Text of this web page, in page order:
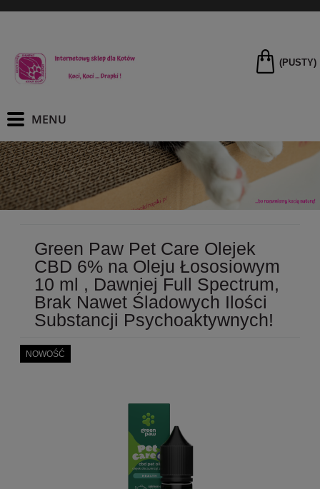
(PUSTY)
Green Paw Pet Care Olejek
CBD 6% na Oleju Łososiowym
10 ml , Dawniej Full Spectrum,
Brak Nawet Śladowych Ilości
Substancji Psychoaktywnych!
NOWOŚĆ